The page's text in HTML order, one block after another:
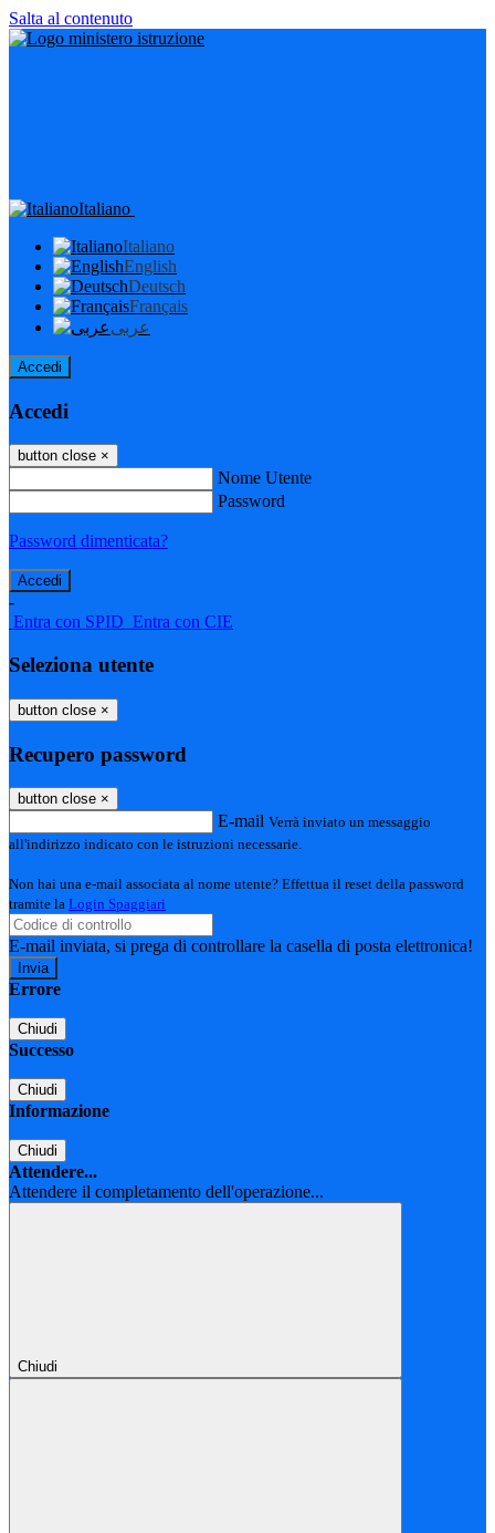
Salta al contenuto
Italiano
Italiano
English
Deutsch
Français
عربى
Accedi
Accedi
button close ×
Nome Utente
Password
Password dimenticata?
-
Entra con SPID Entra con CIE
Seleziona utente
button close ×
Recupero password
button close ×
E-mail Verrà inviato un messaggio
all'indirizzo indicato con le istruzioni necessarie.
Non hai una e-mail associata al nome utente? Effettua il reset della password
tramite la Login Spaggiari
E-mail inviata, si prega di controllare la casella di posta elettronica!
Errore
Chiudi
Successo
Chiudi
Informazione
Chiudi
Attendere...
Attendere il completamento dell'operazione...
Chiudi